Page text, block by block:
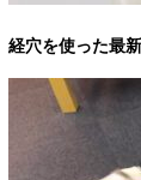
経穴を使った最